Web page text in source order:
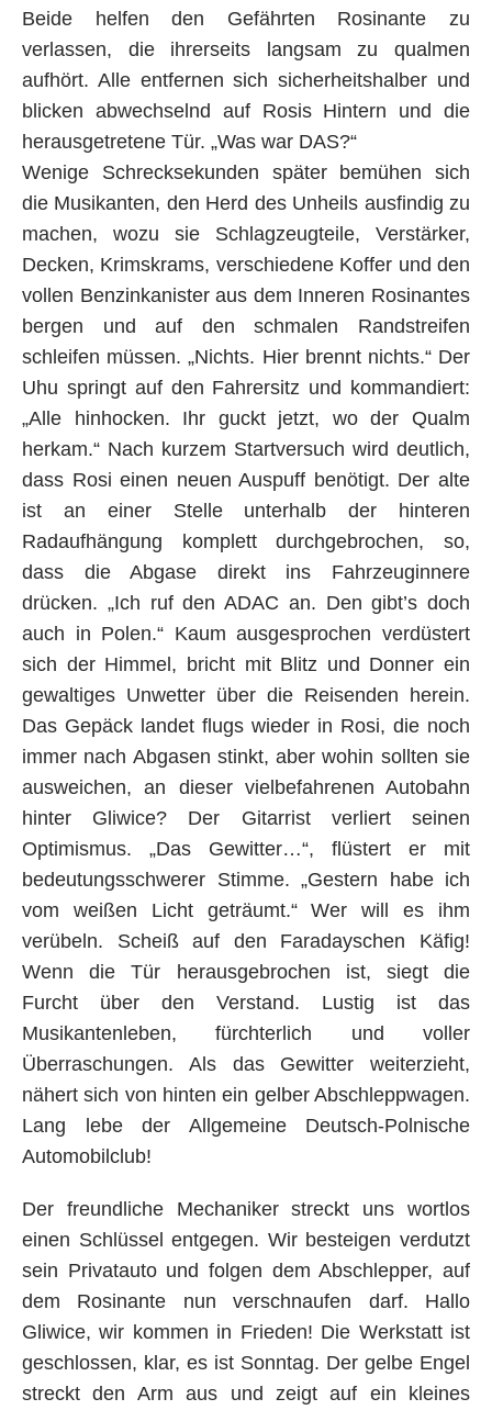
Beide helfen den Gefährten Rosinante zu
verlassen, die ihrerseits langsam zu qualmen
aufhört. Alle entfernen sich sicherheitshalber und
blicken abwechselnd auf Rosis Hintern und die
herausgetretene Tür. „Was war DAS?“
Wenige Schrecksekunden später bemühen sich
die Musikanten, den Herd des Unheils ausfindig zu
machen, wozu sie Schlagzeugteile, Verstärker,
Decken, Krimskrams, verschiedene Koffer und den
vollen Benzinkanister aus dem Inneren Rosinantes
bergen und auf den schmalen Randstreifen
schleifen müssen. „Nichts. Hier brennt nichts.“ Der
Uhu springt auf den Fahrersitz und kommandiert:
„Alle hinhocken. Ihr guckt jetzt, wo der Qualm
herkam.“ Nach kurzem Startversuch wird deutlich,
dass Rosi einen neuen Auspuff benötigt. Der alte
ist an einer Stelle unterhalb der hinteren
Radaufhängung komplett durchgebrochen, so,
dass die Abgase direkt ins Fahrzeuginnere
drücken. „Ich ruf den ADAC an. Den gibt’s doch
auch in Polen.“ Kaum ausgesprochen verdüstert
sich der Himmel, bricht mit Blitz und Donner ein
gewaltiges Unwetter über die Reisenden herein.
Das Gepäck landet flugs wieder in Rosi, die noch
immer nach Abgasen stinkt, aber wohin sollten sie
ausweichen, an dieser vielbefahrenen Autobahn
hinter Gliwice? Der Gitarrist verliert seinen
Optimismus. „Das Gewitter…“, flüstert er mit
bedeutungsschwerer Stimme. „Gestern habe ich
vom weißen Licht geträumt.“ Wer will es ihm
verübeln. Scheiß auf den Faradayschen Käfig!
Wenn die Tür herausgebrochen ist, siegt die
Furcht über den Verstand. Lustig ist das
Musikantenleben, fürchterlich und voller
Überraschungen. Als das Gewitter weiterzieht,
nähert sich von hinten ein gelber Abschleppwagen.
Lang lebe der Allgemeine Deutsch-Polnische
Automobilclub!
Der freundliche Mechaniker streckt uns wortlos
einen Schlüssel entgegen. Wir besteigen verdutzt
sein Privatauto und folgen dem Abschlepper, auf
dem Rosinante nun verschnaufen darf. Hallo
Gliwice, wir kommen in Frieden! Die Werkstatt ist
geschlossen, klar, es ist Sonntag. Der gelbe Engel
streckt den Arm aus und zeigt auf ein kleines